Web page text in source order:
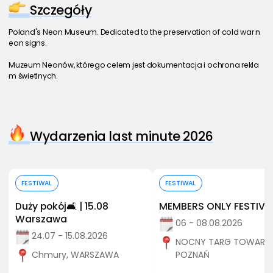
Szczegóły
Poland's Neon Museum. Dedicated to the preservation of cold war n
eon signs.
Muzeum Neonów, którego celem jest dokumentacja i ochrona rekla
m świetlnych.
Wydarzenia last minute 2026
FESTIWAL
Duży pokój🛋️ | 15.08
Warszawa
24.07 - 15.08.2026
Chmury, WARSZAWA
FESTIWAL
MEMBERS ONLY
06 - 08.08.2026
NOCNY TARG
POZNAŃ